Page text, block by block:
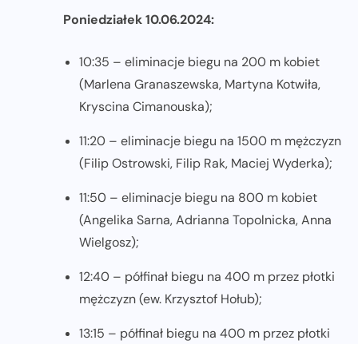
Poniedziałek 10.06.2024:
10:35 – eliminacje biegu na 200 m kobiet
(Marlena Granaszewska, Martyna Kotwiła,
Kryscina Cimanouska);
11:20 – eliminacje biegu na 1500 m mężczyzn
(Filip Ostrowski, Filip Rak, Maciej Wyderka);
11:50 – eliminacje biegu na 800 m kobiet
(Angelika Sarna, Adrianna Topolnicka, Anna
Wielgosz);
12:40 – półfinał biegu na 400 m przez płotki
mężczyzn (ew. Krzysztof Hołub);
13:15 – półfinał biegu na 400 m przez płotki